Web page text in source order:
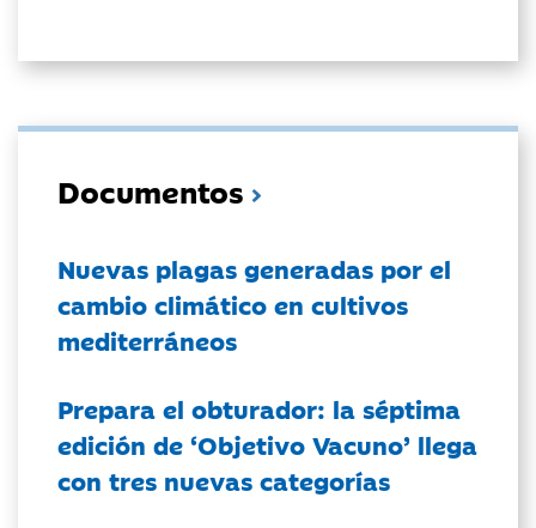
Documentos
Nuevas plagas generadas por el
cambio climático en cultivos
mediterráneos
Prepara el obturador: la séptima
edición de ‘Objetivo Vacuno’ llega
con tres nuevas categorías